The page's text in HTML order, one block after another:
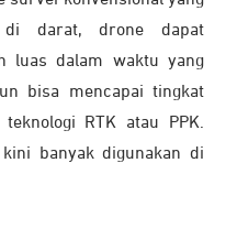
di darat, drone dapat
luas dalam waktu yang
bisa mencapai tingkat
RTK atau PPK.
banyak digunakan di